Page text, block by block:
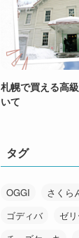
札幌で買える高
いて
タグ
OGGI さくら
ゴディバ
ゼ